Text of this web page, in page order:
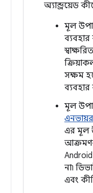
অ্যান্ড্রয়েড
মূল
সক্ষম
ব্যবহার
মূল
এর মূল
না৷
এবং